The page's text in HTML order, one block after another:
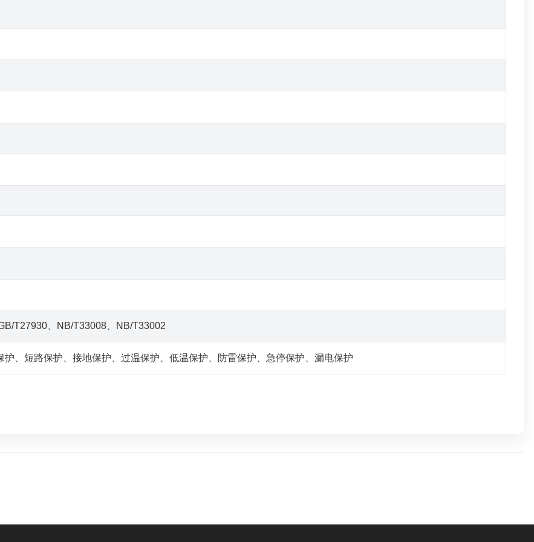
T27930、NB/T33008、NB/T33002
护、短路保护、接地保护、过温保护、低温保护、防雷保护、急停保护、漏电保护